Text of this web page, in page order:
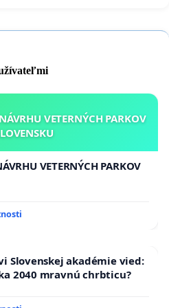
pôdy - jedná sa o
vysušovanie pôdy - viac
lopatiek rotora počas
80m lopatiek
na konci
VETERNÝCH PARKOV
VETERNÝCH PARKOV
Slovenskej akadémie vied:
2040 mravnú chrbticu?